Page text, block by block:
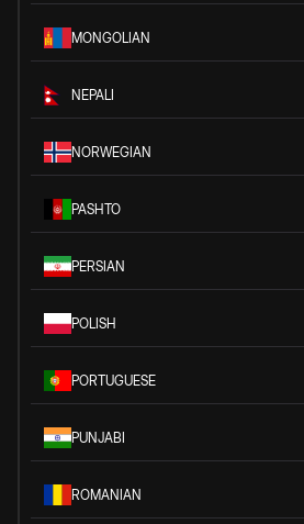
MONGOLIAN
NEPALI
NORWEGIAN
PASHTO
PERSIAN
POLISH
PORTUGUESE
PUNJABI
ROMANIAN